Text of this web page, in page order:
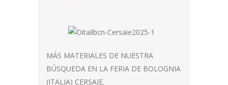
MÁS MATERIALES DE NUESTRA
BÚSQUEDA EN LA FERIA DE BOLOGNIA
(ITALIA) CERSAIE.